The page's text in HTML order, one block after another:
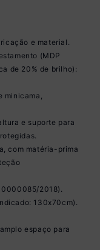
e material.
(MDP
de 20% de brilho):
minicama,
e suporte para
com matéria-prima
0000085/2018).
130x70cm).
espaço para